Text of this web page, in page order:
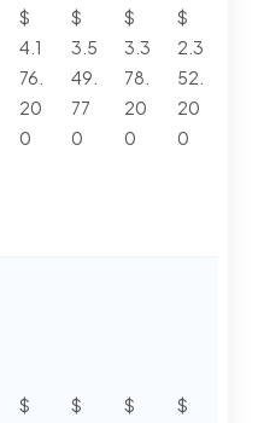
$
4.1
76.
20
0
$
3.5
49.
77
0
$
3.3
78.
20
0
$
2.3
52.
20
0
$
$
$
$